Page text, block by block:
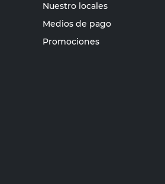
Nuestro locales
Medios de pago
Promociones